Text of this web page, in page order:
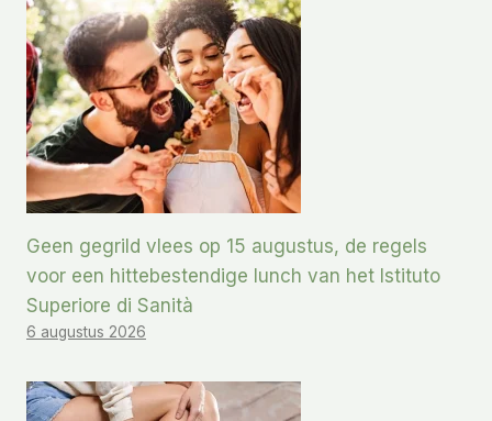
Geen gegrild vlees op 15 augustus, de regels
voor een hittebestendige lunch van het Istituto
Superiore di Sanità
6 augustus 2026